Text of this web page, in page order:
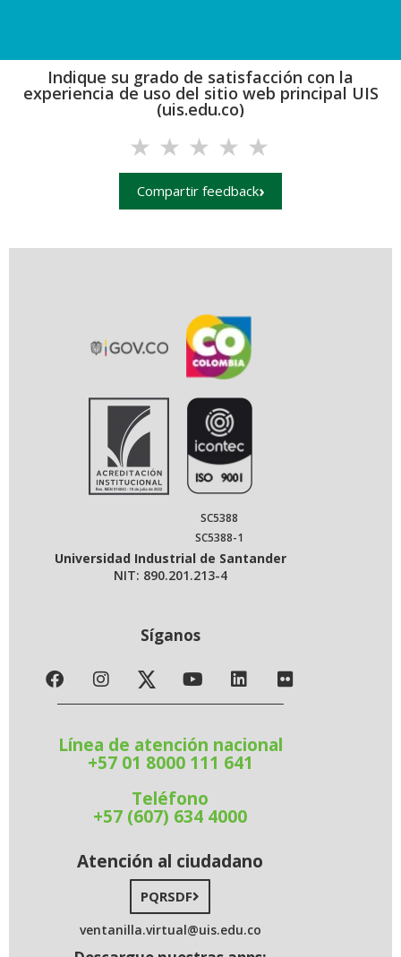
Indique su grado de satisfacción con la
experiencia de uso del sitio web principal UIS
(uis.edu.co)